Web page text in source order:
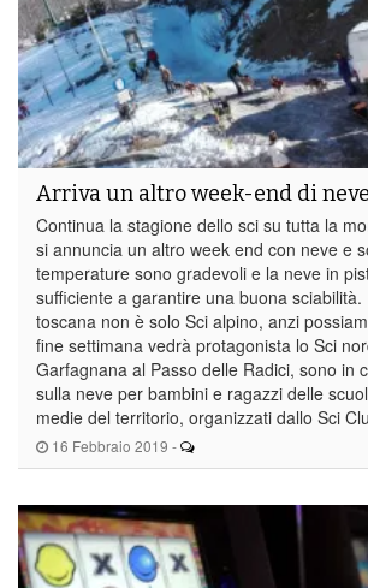
16 Febbraio 2019 -
Arriva un altro week-end di
Continua la stagione dello sci su tutta la
si annuncia un altro week end con neve e
temperature sono gradevoli e la neve in
sufficiente a garantire una buona
toscana non è solo Sci alpino, anzi
fine settimana vedrà protagonista lo Sci
Garfagnana al Passo delle Radici, sono in
sulla neve per bambini e ragazzi delle
medie del territorio, organizzati dallo Sci